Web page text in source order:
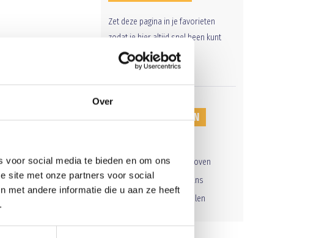
Over
social media te bieden en om ons
site met onze partners voor social
met andere informatie die u aan ze heeft
Zet deze pagina in je favorieten
zodat je hier altijd snel heen kunt
gaan.
VERJAARDAGEN
8 Aug |Cas van Eijndhoven
9 Aug |Sander Heymans
Mehmet Dagdelen